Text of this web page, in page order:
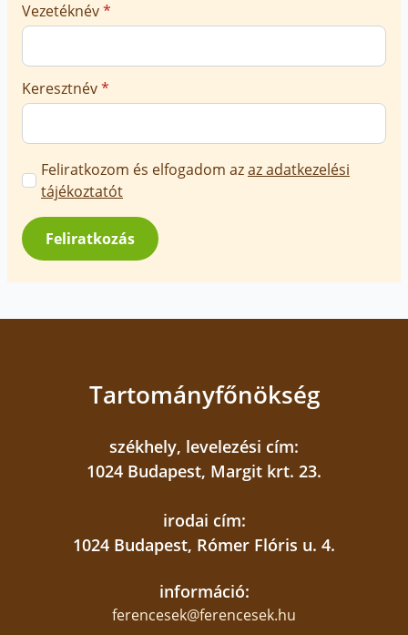
Vezetéknév*
Keresztnév*
Marketing
üzenetek
jóváhagyása
*
Feliratkozom és elfogadom azaz adatkezelési
tájékoztatót
Feliratkozás
Tartományfőnökség
székhely, levelezési cím:
1024 Budapest, Margit krt. 23.
irodai cím:
1024 Budapest, Rómer Flóris u. 4.
információ:
ferencesek@ferencesek.hu